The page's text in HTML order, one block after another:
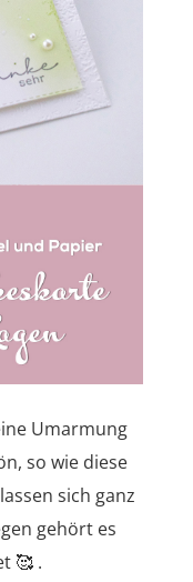
Umarmung
so wie diese
sich ganz
gehört es
🥰 .